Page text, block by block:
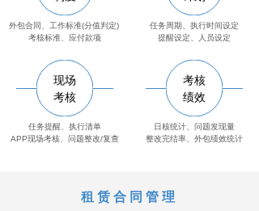
任务提醒、执行清单
APP现场考核、问题整改/复查
现场
考核
考核
绩效
日核统计、问题发现量
整改完结率、外包绩效统计
外包合同、工作标准(分值判定)
考核标准、应付款项
任务周期、执行时间设定
提醒设定、人员设定
租赁合同管理